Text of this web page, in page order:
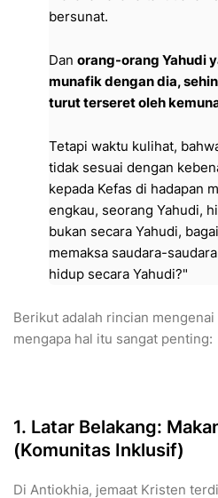
bersunat.
Dan orang-orang Yahudi
munafik dengan dia,
turut terseret oleh
Tetapi waktu kulihat,
tidak sesuai dengan
kepada Kefas di hadapan
engkau, seorang Yahudi,
bukan secara Yahudi,
memaksa saudara-
hidup secara Yahudi?"
​Berikut adalah rincian
mengapa hal itu sangat penting:
​1. Latar Belakang:
(Komunitas Inklusif)
​Di Antiokhia, jemaat Kristen